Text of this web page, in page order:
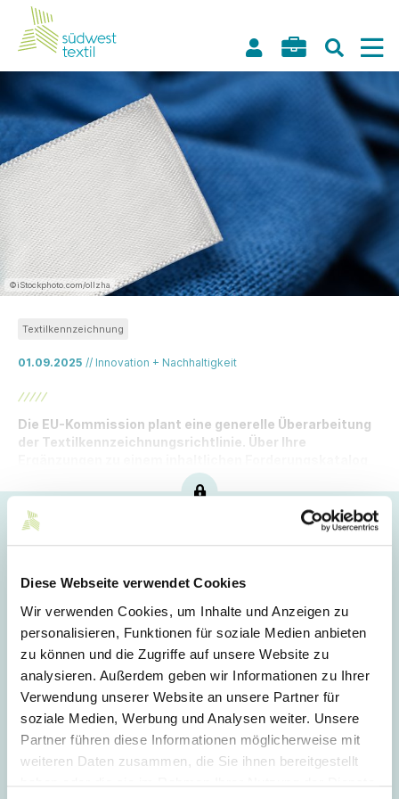
Diese Webseite verwendet Cookies
Wir verwenden Cookies, um Inhalte und Anzeigen zu
personalisieren, Funktionen für soziale Medien anbieten
zu können und die Zugriffe auf unsere Website zu
analysieren. Außerdem geben wir Informationen zu Ihrer
Verwendung unserer Website an unsere Partner für
soziale Medien, Werbung und Analysen weiter. Unsere
Partner führen diese Informationen möglicherweise mit
weiteren Daten zusammen, die Sie ihnen bereitgestellt
©iStockphoto.com/ollzha
01.09.2025 // Innovation + Nachhaltigkeit
Textilkennzeichnung
Die EU-Kommission plant eine generelle Überarbeitung
der Textilkennzeichnungsrichtlinie. Über Ihre
freuen wir uns bis 12. September 2025.
Login
E-Mail
Passwort